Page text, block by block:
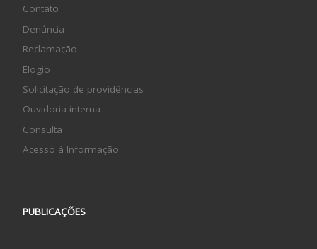
Contato
Denúncia
Reclamação
Elogio
Solicitação de providências
Ouvidoria interna
Consulta
Acesso à Informação
PUBLICAÇÕES